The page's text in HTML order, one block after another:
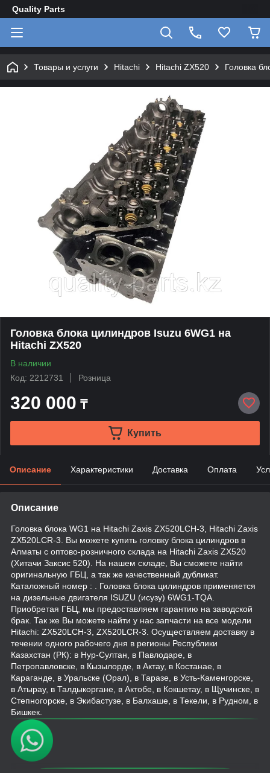
Quality Parts
Товары и услуги Hitachi Hitachi ZX520 Головка
Головка блока цилиндров Isuzu 6WG1 на
Hitachi ZX520
В наличии
Код: 2212731
Розница
320 000 ₸
Купить
Описание Характеристики Доставка Оплата
Описание
Головка блока WG1 на Hitachi Zaxis ZX520LCH-3, Hitachi Zaxis
ZX520LCR-3. Вы можете купить головку блока цилиндров в
Алматы с оптово-розничного склада на Hitachi Zaxis ZX520
(Хитачи Заксис 520). На нашем складе, Вы сможете найти
оригинальную ГБЦ, а так же качественный дубликат.
Каталожный номер : . Головка блока цилиндров применяется
на дизельные двигателя ISUZU (исузу) 6WG1-TQA.
Приобретая ГБЦ, мы предоставляем гарантию на заводской
брак. Так же Вы можете найти у нас запчасти на все модели
Hitachi: ZX520LCH-3, ZX520LCR-3. Осуществляем доставку в
течении одного рабочего дня в регионы Республики
Казахстан (РК): в Нур-Султан, в Павлодаре, в
Петропавловске, в Кызылорде, в Актау, в Костанае, в
Караганде, в Уральске (Орал), в Таразе, в Усть-Каменгорске,
в Атырау, в Талдыкоргане, в Актобе, в Кокшетау, в Щучинске, в
Степногорске, в Экибастузе, в Балхаше, в Текели, в Рудном, в
Бишкек.